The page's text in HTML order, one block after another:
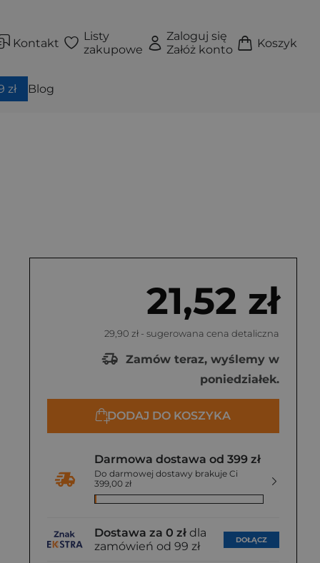
Kontakt
Listy
zakupowe
Zaloguj się
Załóż konto
Koszyk
zł Blog
21,52 zł
29,90 zł - sugerowana cena detaliczna
Zamów teraz, wyślemy w
poniedziałek.
DODAJ DO KOSZYKA
Darmowa dostawa od 399 zł
Do darmowej dostawy brakuje Ci
399,00 zł
Dostawa za 0 zł dla
zamówień od 99 zł
DOŁĄCZ